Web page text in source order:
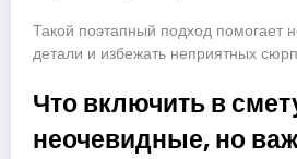
Такой поэтапный подход помогает
детали и избежать неприятных
Что включить в
неочевидные, но